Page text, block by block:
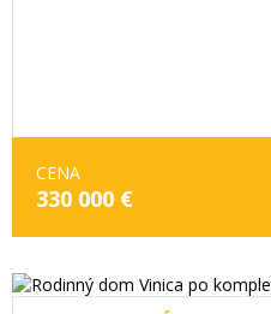
CENA
330 000 €